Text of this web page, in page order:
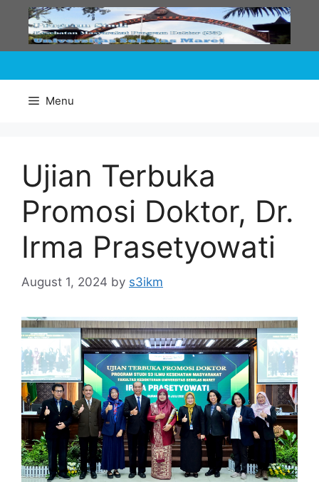
content
Menu
Ujian Terbuka
Promosi Doktor, Dr.
Irma Prasetyowati
August 1, 2024 by s3ikm